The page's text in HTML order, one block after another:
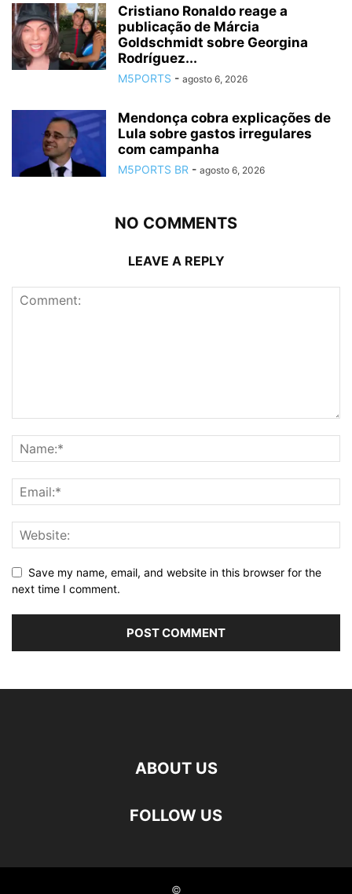
Cristiano Ronaldo reage a
publicação de Márcia
Goldschmidt sobre Georgina
Rodríguez...
M5PORTS - agosto 6, 2026
Mendonça cobra explicações de
Lula sobre gastos irregulares
com campanha
M5PORTS BR - agosto 6, 2026
NO COMMENTS
LEAVE A REPLY
Save my name, email, and website in this browser for the
next time I comment.
ABOUT US
FOLLOW US
©